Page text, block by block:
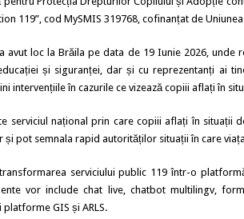
119”, cod MySMIS 319768, cofinanțat de
avut loc la Brăila pe data de 19 Iunie 2026, unde
și siguranței, dar și cu reprezentanți ai
intervențiile în cazurile ce vizează copiii aflați în
serviciul național prin care copiii aflați în situații
și pot semnala rapid autorităților situații în care
serviciului public 119 într-o
vor include chat live, chatbot multilingv,
GIS și ARLS.